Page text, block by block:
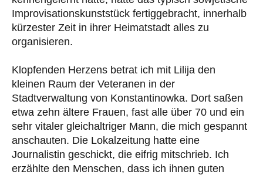
Improvisationskunststück fertiggebracht, innerhalb
kürzester Zeit in ihrer Heimatstadt alles zu
organisieren.
Klopfenden Herzens betrat ich mit Lilija den
kleinen Raum der Veteranen in der
Stadtverwaltung von Konstantinowka. Dort saßen
etwa zehn ältere Frauen, fast alle über 70 und ein
sehr vitaler gleichaltriger Mann, die mich gespannt
anschauten. Die Lokalzeitung hatte eine
Journalistin geschickt, die eifrig mitschrieb. Ich
erzählte den Menschen, dass ich ihnen guten